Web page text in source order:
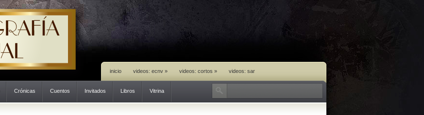
inicio videos: ecnv » videos: cortos » videos: sar
Crónicas Cuentos Invitados Libros Vitrina